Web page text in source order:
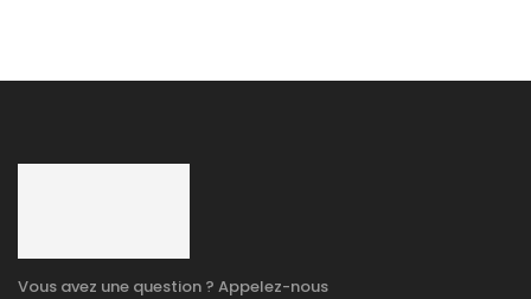
Vous avez une question ? Appelez-nous